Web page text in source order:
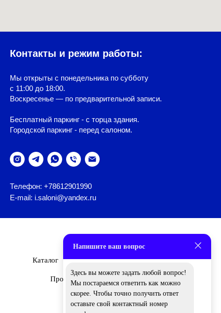
Контакты и режим работы:
Мы открыты с понедельника по субботу
с 11:00 до 18:00.
Воскресенье — по предварительной записи.
Бесплатный паркинг - с торца здания.
Городской паркинг - перед салоном.
Телефон: +78612901990
E-mail: i.saloni@yandex.ru
Каталог Бренды О Нас Дизайнеры
Проекты
Напишите ваш вопрос
Здесь вы можете задать любой вопрос!
Мы постараемся ответить как можно
скорее. Чтобы точно получить ответ
оставьте свой контактный номер